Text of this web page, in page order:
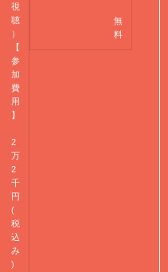
視
聴
）
【
参
加
費
用
】
2
万
2
千
円
(
税
込
み
)
無
料